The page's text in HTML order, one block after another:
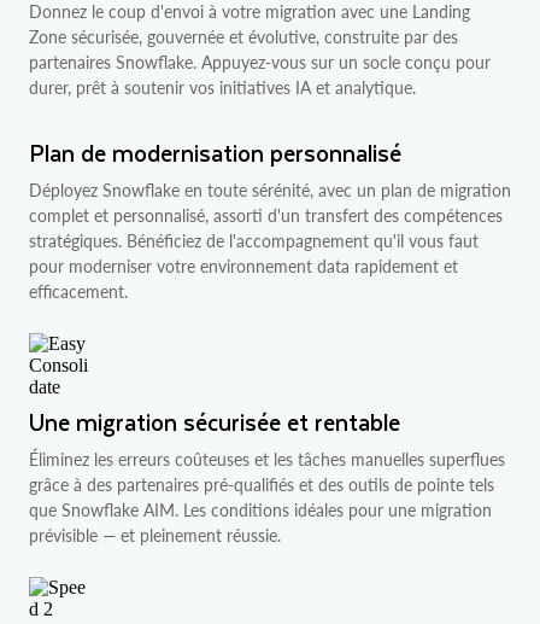
Donnez le coup d'envoi à votre migration avec une Landing
Zone sécurisée, gouvernée et évolutive, construite par des
partenaires Snowflake. Appuyez-vous sur un socle conçu pour
durer, prêt à soutenir vos initiatives IA et analytique.
Plan de modernisation personnalisé
Déployez Snowflake en toute sérénité, avec un plan de migration
complet et personnalisé, assorti d'un transfert des compétences
stratégiques. Bénéficiez de l'accompagnement qu'il vous faut
pour moderniser votre environnement data rapidement et
efficacement.
Une migration sécurisée et rentable
Éliminez les erreurs coûteuses et les tâches manuelles superflues
grâce à des partenaires pré-qualifiés et des outils de pointe tels
que Snowflake AIM. Les conditions idéales pour une migration
prévisible — et pleinement réussie.